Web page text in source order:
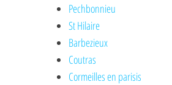
Pechbonnieu
St Hilaire
Barbezieux
Coutras
Cormeilles en parisis